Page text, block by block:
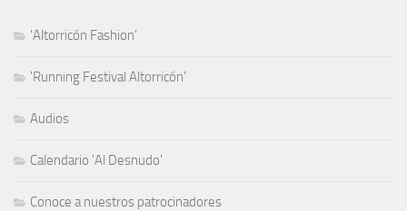
'Altorricón Fashion'
'Running Festival Altorricón'
Audios
Calendario 'Al Desnudo'
Conoce a nuestros patrocinadores